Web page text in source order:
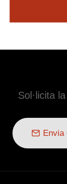
Sol·licita
Envia